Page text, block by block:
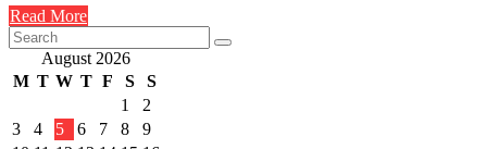
Read More
August 2026
M T W T F S
S
1
2
3
4 5 6 7 8
9